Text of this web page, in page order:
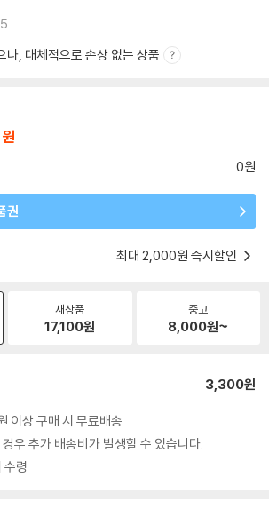
나, 대체적으로 손상 없는 상품
0원
권
최대 2,000원 즉시할인
새상품
17,100원
중고
8,000원~
3,300원
이상 구매 시 무료배송
우 추가 배송비가 발생할 수 있습니다.
수령